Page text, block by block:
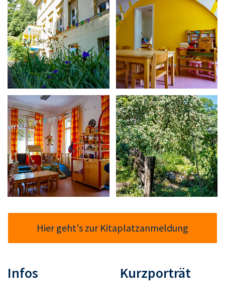
Hier geht's zur Kitaplatzanmeldung
Infos Kurzporträt